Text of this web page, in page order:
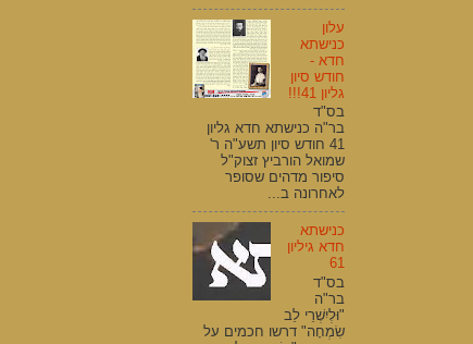
עלון
כנישתא
חדא -
חודש סיון
גליון 41!!!
בס"ד
בר"ה כנישתא חדא גליון
41 חודש סיון תשע"ה ר'
שמואל הורביץ זצוק"ל
סיפור מדהים שסופר
לאחרונה ב...
כנישתא
חדא גיליון
61
בס"ד
בר"ה
"וּלְיִשְׁרֵי לֵב
שִׂמְחָה" דרשו חכמים על